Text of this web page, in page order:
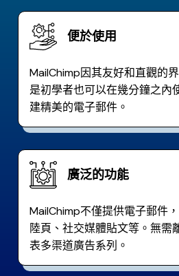
便於使用
MailChimp因其友好和直觀的
是初學者也可以在幾分鐘之內
建精美的電子郵件。
廣泛的功能
MailChimp不僅提供電子郵件
陸頁、社交媒體貼文等。無需
表多渠道廣告系列。